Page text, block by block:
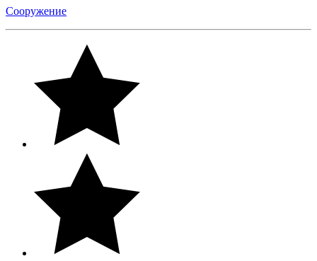
Сооружение